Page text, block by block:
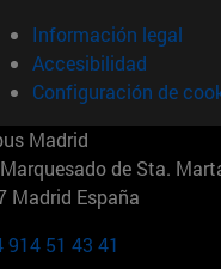
Información legal
Accesibilidad
Configuración de
Madrid
de Sta.
Madrid España
914 51 43 41